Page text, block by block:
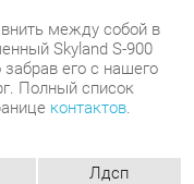
Лдсп
Дуб сонома
светлый
900
760